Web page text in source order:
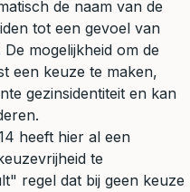
de naam van de
tot een gevoel van
mogelijkheid om de
een keuze te maken,
gezinsidentiteit en kan
heeft hier al een
te
regel dat bij geen keuze